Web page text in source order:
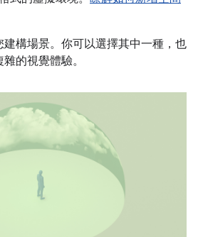
構場景。你可以選擇其中一種，也
的視覺體驗。